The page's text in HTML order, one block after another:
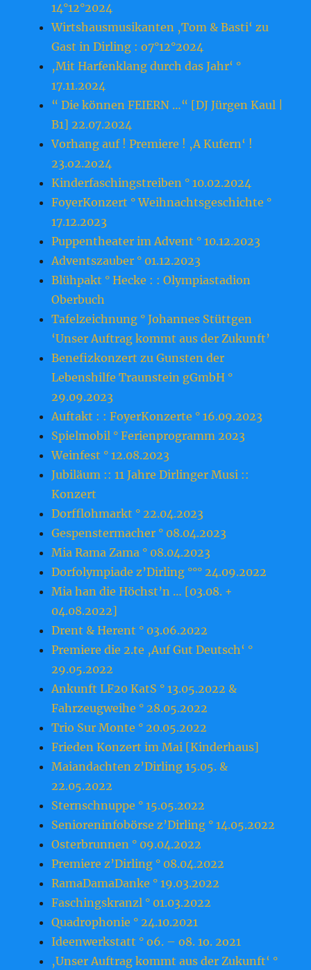
14°12°2024
Wirtshausmusikanten ‚Tom & Basti‘ zu
Gast in Dirling : o7°12°2024
‚Mit Harfenklang durch das Jahr‘ °
17.11.2024
“ Die können FEIERN …“ [DJ Jürgen Kaul |
B1] 22.07.2024
Vorhang auf ! Premiere ! ‚A Kufern‘ !
23.o2.2o24
Kinderfaschingstreiben ° 10.02.2024
FoyerKonzert ° Weihnachtsgeschichte °
17.12.2023
Puppentheater im Advent ° 10.12.2023
Adventszauber ° 01.12.2023
Blühpakt ° Hecke : : Olympiastadion
Oberbuch
Tafelzeichnung ° Johannes Stüttgen
‘Unser Auftrag kommt aus der Zukunft’
Benefizkonzert zu Gunsten der
Lebenshilfe Traunstein gGmbH °
29.09.2023
Auftakt : : FoyerKonzerte ° 16.09.2023
Spielmobil ° Ferienprogramm 2023
Weinfest ° 12.08.2023
Jubiläum :: 11 Jahre Dirlinger Musi ::
Konzert
Dorfflohmarkt ° 22.04.2023
Gespenstermacher ° 08.04.2023
Mia Rama Zama ° 08.04.2023
Dorfolympiade z’Dirling °°° 24.09.2022
Mia han die Höchst’n … [03.08. +
04.08.2022]
Drent & Herent ° 03.06.2022
Premiere die 2.te ‚Auf Gut Deutsch‘ °
29.05.2022
Ankunft LF20 KatS ° 13.05.2022 &
Fahrzeugweihe ° 28.05.2022
Trio Sur Monte ° 20.05.2022
Frieden Konzert im Mai [Kinderhaus]
Maiandachten z’Dirling 15.05. &
22.05.2022
Sternschnuppe ° 15.05.2022
Senioreninfobörse z’Dirling ° 14.05.2022
Osterbrunnen ° 09.04.2022
Premiere z’Dirling ° 08.04.2022
RamaDamaDanke ° 19.03.2022
Faschingskranzl ° 01.03.2022
Quadrophonie ° 24.10.2021
Ideenwerkstatt ° o6. – o8. 1o. 2o21
‚Unser Auftrag kommt aus der Zukunft‘ °